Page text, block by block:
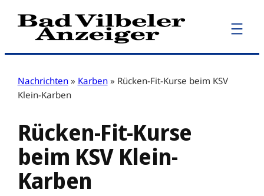
Zum
Inhalt
Nachrichten » Karben » Rücken-Fit-Kurse beim KSV
Klein-Karben
Rücken-Fit-Kurse
beim KSV Klein-
Karben